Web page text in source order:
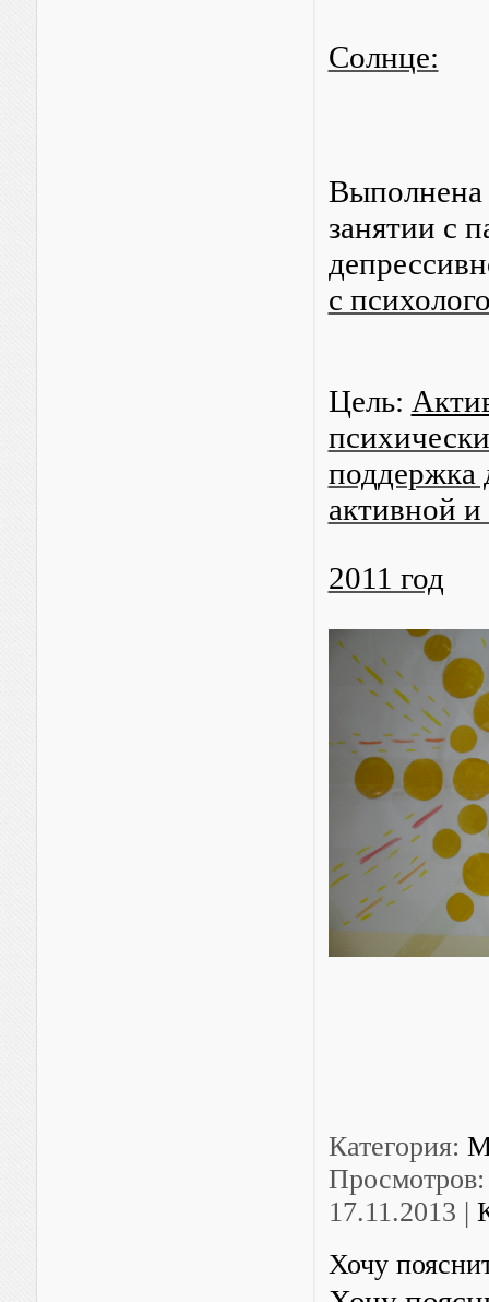
Cолнце:
занятии с
с
Цель:
поддержка
активной и
2011 год
Категория:
Просмотров:
17.11.2013 |
Хочу